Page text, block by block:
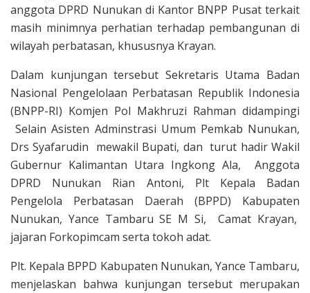
anggota DPRD Nunukan di Kantor BNPP Pusat terkait
masih minimnya perhatian terhadap pembangunan di
wilayah perbatasan, khususnya Krayan.
Dalam kunjungan tersebut Sekretaris Utama Badan
Nasional Pengelolaan Perbatasan Republik Indonesia
(BNPP-RI) Komjen Pol Makhruzi Rahman didampingi
Selain Asisten Adminstrasi Umum Pemkab Nunukan,
Drs Syafarudin mewakil Bupati, dan turut hadir Wakil
Gubernur Kalimantan Utara Ingkong Ala, Anggota
DPRD Nunukan Rian Antoni, Plt Kepala Badan
Pengelola Perbatasan Daerah (BPPD) Kabupaten
Nunukan, Yance Tambaru SE M Si, Camat Krayan,
jajaran Forkopimcam serta tokoh adat.
Plt. Kepala BPPD Kabupaten Nunukan, Yance Tambaru,
menjelaskan bahwa kunjungan tersebut merupakan